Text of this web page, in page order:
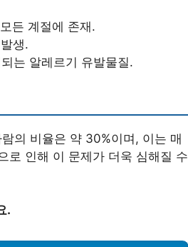
든 계절에 존재.
생.
는 알레르기 유발물질.
의 비율은 약 30%이며, 이는 매
로 인해 이 문제가 더욱 심해질 수
.